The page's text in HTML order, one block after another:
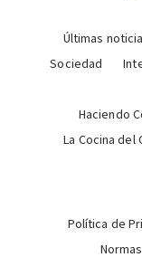
Últimas
Sociedad
Haciendo
La Cocina del
Política de